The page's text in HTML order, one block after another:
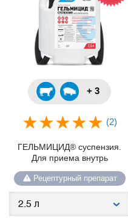
+ 3
(2)
ГЕЛЬМИЦИД® суспензия.
Для приема внутрь
Рецептурный препарат